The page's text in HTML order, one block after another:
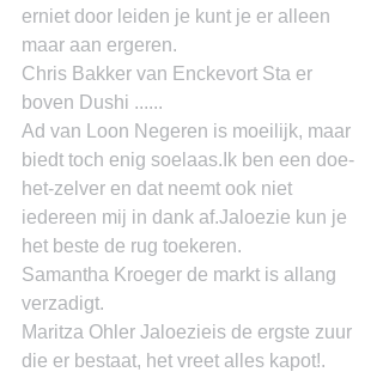
erniet door leiden je kunt je er alleen
maar aan ergeren.
Chris Bakker van Enckevort Sta er
boven Dushi ......
Ad van Loon Negeren is moeilijk, maar
biedt toch enig soelaas.Ik ben een doe-
het-zelver en dat neemt ook niet
iedereen mij in dank af.Jaloezie kun je
het beste de rug toekeren.
Samantha Kroeger de markt is allang
verzadigt.
Maritza Ohler Jaloezieis de ergste zuur
die er bestaat, het vreet alles kapot!.